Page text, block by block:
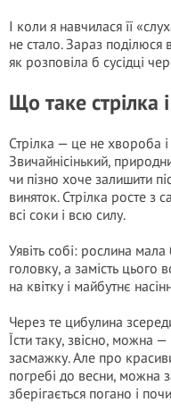
І коли я навчилася її
не стало. Зараз
як розповіла б сусідці
Що таке стрілка
Стрілка — це не хвороба
Звичайнісінький,
чи пізно хоче залишити
виняток. Стрілка росте з
всі соки і всю силу.
Уявіть собі: рослина
головку, а замість цього
на квітку і майбутнє
Через те цибулина
Їсти таку, звісно, можна —
засмажку. Але про
погребі до весни, можна
зберігається погано і